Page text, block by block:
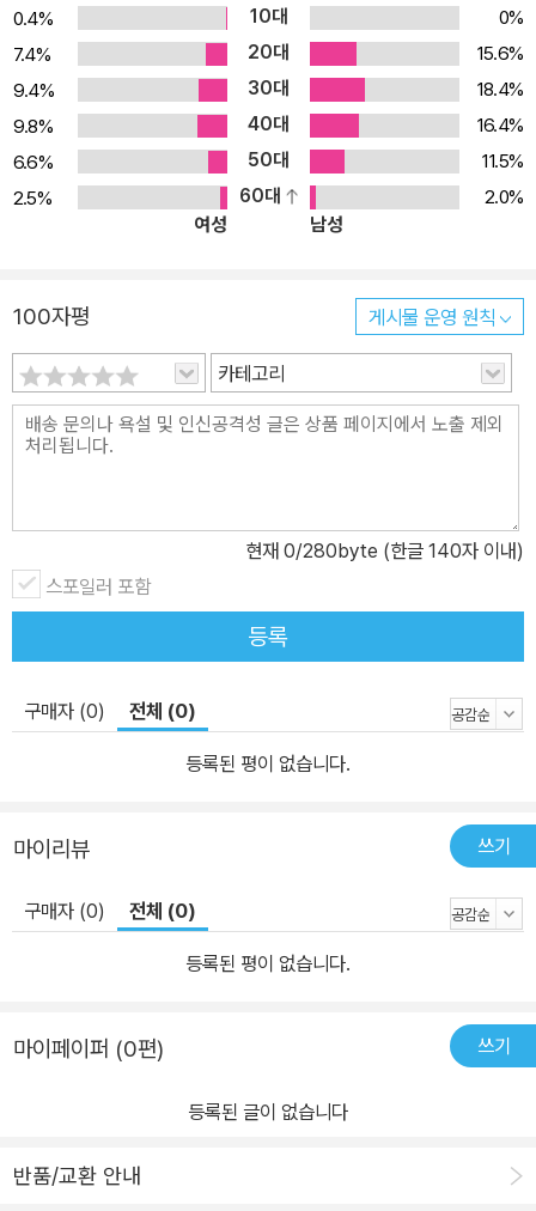
0.4% 10대
0%
7.4%
20대
15.6%
9.4%
30대
18.4%
9.8%
40대
16.4%
6.6%
50대
11.5%
2.5%
60대
2.0%
여성
남성
100자평 게시물 운영 원칙
카테고리
현재 0/280byte (한글 140자 이내)
스포일러 포함
등록
구매자 (0) 전체 (0)
등록된 평이 없습니다.
마이리뷰 쓰기
구매자 (0) 전체 (0)
등록된 평이 없습니다.
마이페이퍼 (0편) 쓰기
등록된 글이 없습니다
반품/교환 안내